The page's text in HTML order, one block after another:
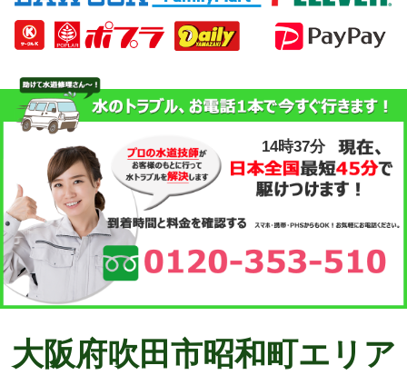
14時37分
大阪府吹田市昭和町エリア